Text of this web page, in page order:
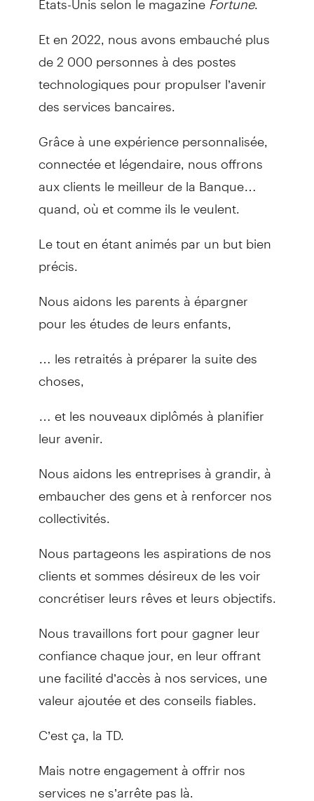
Et en 2022, nous avons embauché plus
de 2 000 personnes à des postes
technologiques pour propulser l’avenir
des services bancaires.
Grâce à une expérience personnalisée,
connectée et légendaire, nous offrons
aux clients le meilleur de la Banque…
quand, où et comme ils le veulent.
Le tout en étant animés par un but bien
précis.
Nous aidons les parents à épargner
pour les études de leurs enfants,
… les retraités à préparer la suite des
choses,
… et les nouveaux diplômés à planifier
leur avenir.
Nous aidons les entreprises à grandir, à
embaucher des gens et à renforcer nos
collectivités.
Nous partageons les aspirations de nos
clients et sommes désireux de les voir
concrétiser leurs rêves et leurs objectifs.
Nous travaillons fort pour gagner leur
confiance chaque jour, en leur offrant
une facilité d’accès à nos services, une
valeur ajoutée et des conseils fiables.
C’est ça, la TD.
Mais notre engagement à offrir nos
services ne s’arrête pas là.